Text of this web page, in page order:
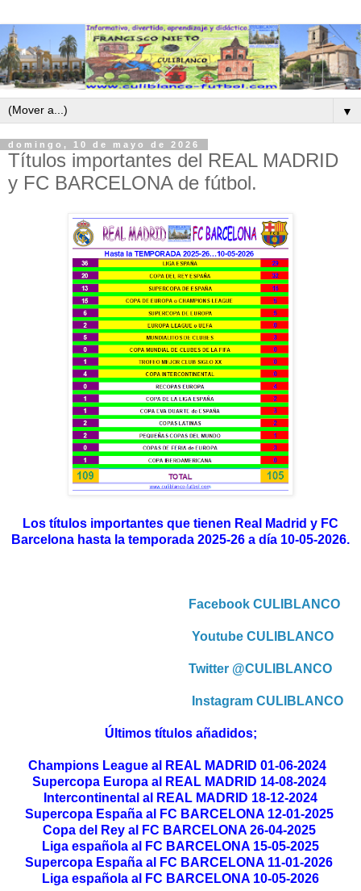
▼
domingo, 10 de mayo de 2026
Títulos importantes del REAL MADRID
y FC BARCELONA de fútbol.
Los títulos importantes que tienen Real Madrid y FC
Barcelona hasta la temporada 2025-26 a día 10-05-2026.
Facebook CULIBLANCO
Youtube CULIBLANCO
Twitter @CULIBLANCO
Instagram CULIBLANCO
Últimos títulos añadidos;
Champions League al REAL MADRID 01-06-2024
Supercopa Europa al REAL MADRID 14-08-2024
Intercontinental al REAL MADRID 18-12-2024
Supercopa España al FC BARCELONA 12-01-2025
Copa del Rey al FC BARCELONA 26-04-2025
Liga española al FC BARCELONA 15-05-2025
Supercopa España al FC BARCELONA 11-01-2026
Liga española al FC BARCELONA 10-05-2026